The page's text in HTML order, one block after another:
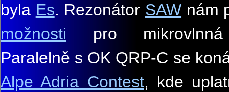
byla Es. Rezonátor SAW nám
možnosti pro mikrovlnná
Paralelně s OK QRP-C se
Alpe Adria Contest, kde